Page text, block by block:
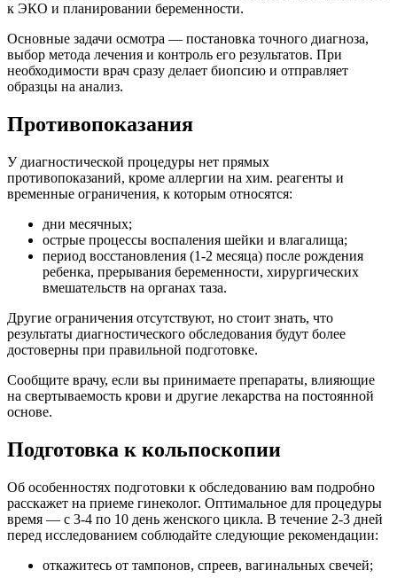
к ЭКО и планировании беременности.
Основные задачи осмотра — постановка точного диагноза,
выбор метода лечения и контроль его результатов. При
необходимости врач сразу делает биопсию и отправляет
образцы на анализ.
Противопоказания
У диагностической процедуры нет прямых
противопоказаний, кроме аллергии на хим. реагенты и
временные ограничения, к которым относятся:
дни месячных;
острые процессы воспаления шейки и влагалища;
период восстановления (1-2 месяца) после рождения
ребенка, прерывания беременности, хирургических
вмешательств на органах таза.
Другие ограничения отсутствуют, но стоит знать, что
результаты диагностического обследования будут более
достоверны при правильной подготовке.
Сообщите врачу, если вы принимаете препараты, влияющие
на свертываемость крови и другие лекарства на постоянной
основе.
Подготовка к кольпоскопии
Об особенностях подготовки к обследованию вам подробно
расскажет на приеме гинеколог. Оптимальное для процедуры
время — с 3-4 по 10 день женского цикла. В течение 2-3 дней
перед исследованием соблюдайте следующие рекомендации:
откажитесь от тампонов, спреев, вагинальных свечей;